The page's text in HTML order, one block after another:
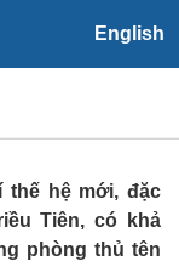
English
khắc
âm
thế hệ mới, đặc
Tiên, có khả
phòng thủ tên